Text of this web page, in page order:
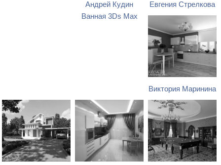
Андрей Кудин
Ванная 3Ds Max
Евгения Стрелкова
Виктория Маринина